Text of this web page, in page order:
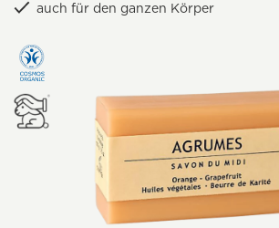
auch für den ganzen Körper